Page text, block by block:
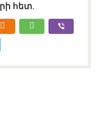
հետ.